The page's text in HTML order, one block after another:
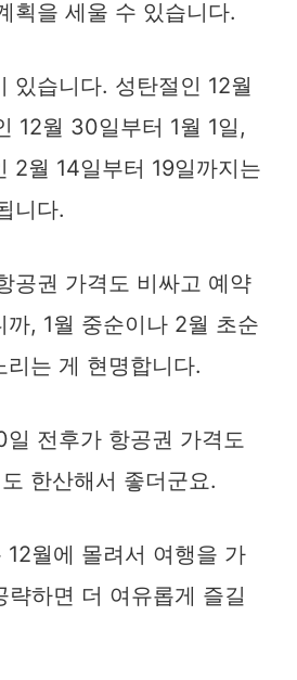
획을 세울 수 있습니다.
있습니다. 성탄절인 12월
12월 30일부터 1월 1일,
2월 14일부터 19일까지는
니다.
공권 가격도 비싸고 예약
까, 1월 중순이나 2월 초순
리는 게 현명합니다.
전후가 항공권 가격도
한산해서 좋더군요.
12월에 몰려서 여행을 가
략하면 더 여유롭게 즐길